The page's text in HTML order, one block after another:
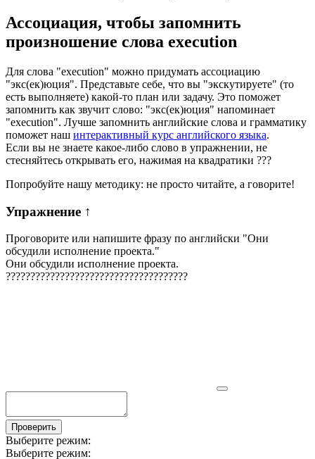
Ассоциация, чтобы запомнить
произношение слова execution
Для слова "execution" можно придумать ассоциацию
"экс(ек)юция". Представьте себе, что вы "экскутируете" (то
есть выполняете) какой-то план или задачу. Это поможет
запомнить как звучит слово: "экс(ек)юция" напоминает
"execution". Лучше запомнить английские слова и грамматику
поможет наш интерактивный курс английского языка.
Если вы не знаете какое-либо слово в упражнении, не
стесняйтесь открывать его, нажимая на квадратики ???
Попробуйте нашу методику: не просто читайте, а говорите!
Упражнение ↑
Проговорите или напишите фразу по английски "Они
обсудили исполнение проекта."
Они обсудили исполнение проекта.
?????????????????????????????????????
Проверить
Выберите режим:
Выберите режим: